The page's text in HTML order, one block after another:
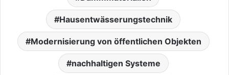
Hausentwässerungstechnik
Modernisierung von öffentlichen Objekten
nachhaltigen Systeme